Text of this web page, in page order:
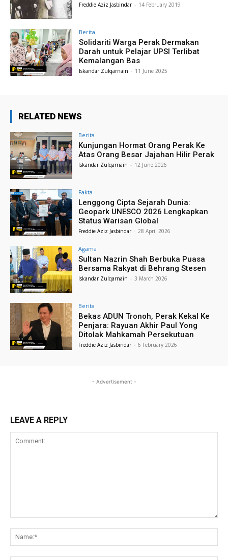
Freddie Aziz Jasbindar - 14 February 2019
Berita
Solidariti Warga Perak Dermakan
Darah untuk Pelajar UPSI Terlibat
Kemalangan Bas
Iskandar Zulqarnain - 11 June 2025
RELATED NEWS
Berita
Kunjungan Hormat Orang Perak Ke
Atas Orang Besar Jajahan Hilir Perak
Iskandar Zulqarnain - 12 June 2026
Fakta
Lenggong Cipta Sejarah Dunia:
Geopark UNESCO 2026 Lengkapkan
Status Warisan Global
Freddie Aziz Jasbindar - 28 April 2026
Agama
Sultan Nazrin Shah Berbuka Puasa
Bersama Rakyat di Behrang Stesen
Iskandar Zulqarnain - 3 March 2026
Berita
Bekas ADUN Tronoh, Perak Kekal Ke
Penjara: Rayuan Akhir Paul Yong
Ditolak Mahkamah Persekutuan
Freddie Aziz Jasbindar - 6 February 2026
- Advertisement -
LEAVE A REPLY